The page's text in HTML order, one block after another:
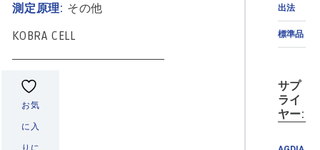
出法
標準品
サプ
ライ
ヤー:
測定原理: その他
KOBRA CELL
お気
に入